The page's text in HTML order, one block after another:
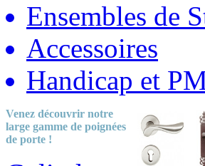
Ensembles de
Accessoires
Handicap et
Venez découvrir notre
large gamme de poignées
de porte !